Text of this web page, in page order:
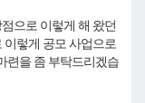
으로 이렇게 해 왔던
이렇게 공모 사업으로
련을 좀 부탁드리겠습